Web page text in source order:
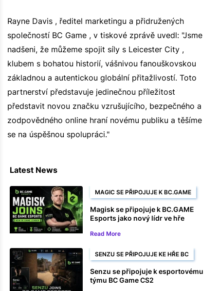
Rayne Davis , ředitel marketingu a přidružených
společností BC Game , v tiskové zprávě uvedl: "Jsme
nadšeni, že můžeme spojit síly s Leicester City ,
klubem s bohatou historií, vášnivou fanouškovskou
základnou a autentickou globální přitažlivostí. Toto
partnerství představuje jedinečnou příležitost
představit novou značku vzrušujícího, bezpečného a
zodpovědného online hraní novému publiku a těšíme
se na úspěšnou spolupráci."
Latest News
MAGIC SE PŘIPOJUJE K BC.GAME
Magisk se připojuje k BC.GAME
Esports jako nový lídr ve hře
Read More
SENZU SE PŘIPOJUJE KE HŘE BC
Senzu se připojuje k esportovému
týmu BC Game CS2